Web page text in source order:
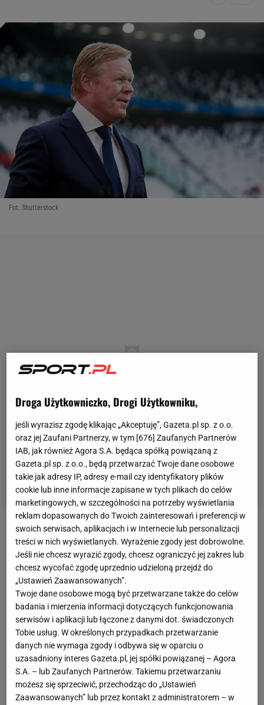
Fot. Shutterstock
Ronald Koeman oficjalnie został ogłoszony nowym
treneremFC Barcelony! W środę klub poinformował,
że Holender przejmie tę posadę, zastępując tym
samym Quique Setiena, zwolnionego po
kompromitującej porażce 2:8 zBayernem
Monachiumw ćwierćfinale Ligi Mistrzów. - Witaj w
domu, Ronald - napisano na oficjalnym profilu
Barcelonyw mediach społecznościowych,
ogłaszając nowego trenera, który podpisał 2-letni
kontrakt z "Dumą Katalonii".
Droga Użytkowniczko, Drogi Użytkowniku,
jeśli wyrazisz zgodę klikając „Akceptuję”, Gazeta.pl sp. z o.o.
oraz jej Zaufani Partnerzy, w tym [676] Zaufanych Partnerów
IAB, jak również Agora S.A. będąca spółką powiązaną z
Gazeta.pl sp. z o.o., będą przetwarzać Twoje dane osobowe
takie jak adresy IP, adresy e-mail czy identyfikatory plików
cookie lub inne informacje zapisane w tych plikach do celów
marketingowych, w szczególności na potrzeby wyświetlania
reklam dopasowanych do Twoich zainteresowań i preferencji w
swoich serwisach, aplikacjach i w Internecie lub personalizacji
treści w nich wyświetlanych. Wyrażenie zgody jest dobrowolne.
Jeśli nie chcesz wyrazić zgody, chcesz ograniczyć jej zakres lub
chcesz wycofać zgodę uprzednio udzieloną przejdź do
„Ustawień Zaawansowanych”.
Twoje dane osobowe mogą być przetwarzane także do celów
badania i mierzenia informacji dotyczących funkcjonowania
serwisów i aplikacji lub łączone z danymi dot. świadczonych
Tobie usług. W określonych przypadkach przetwarzanie
danych nie wymaga zgody i odbywa się w oparciu o
uzasadniony interes Gazeta.pl, jej spółki powiązanej – Agora
S.A. – lub Zaufanych Partnerów. Takiemu przetwarzaniu
możesz się sprzeciwić, przechodząc do „Ustawień
Zaawansowanych” lub przez kontakt z administratorem – w